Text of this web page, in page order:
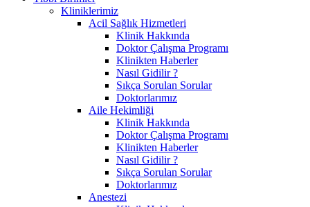
Kliniklerimiz
Acil Sağlık Hizmetleri
Klinik Hakkında
Doktor Çalışma Programı
Klinikten Haberler
Nasıl Gidilir ?
Sıkça Sorulan Sorular
Doktorlarımız
Aile Hekimliği
Klinik Hakkında
Doktor Çalışma Programı
Klinikten Haberler
Nasıl Gidilir ?
Sıkça Sorulan Sorular
Doktorlarımız
Anestezi